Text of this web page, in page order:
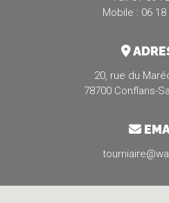
Mobile : 06 18
20, rue du
78700 Conflans-